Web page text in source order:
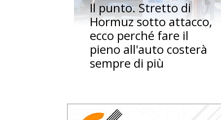
Il punto. Stretto di
Hormuz sotto attacco,
ecco perché fare il
pieno all'auto costerà
sempre di più